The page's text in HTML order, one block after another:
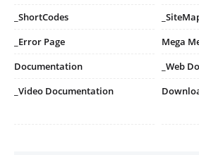
_ShortCodes
_Error Page
Mega
Documentation
_Web
_Video Documentation